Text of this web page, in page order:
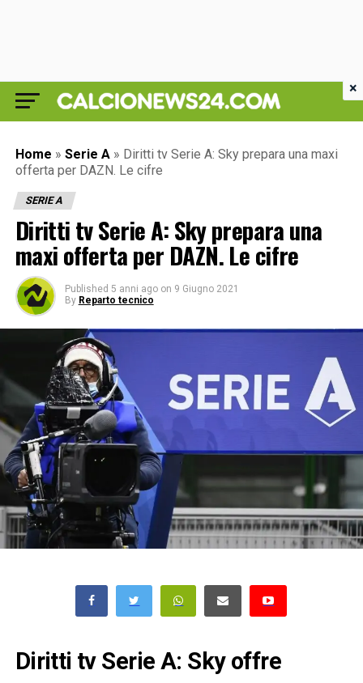
Home » Serie A » Diritti tv Serie A: Sky prepara una maxi
offerta per DAZN. Le cifre
SERIE A
Diritti tv Serie A: Sky prepara una
maxi offerta per DAZN. Le cifre
Published 5 anni ago on 9 Giugno 2021
By Reparto tecnico
Diritti tv Serie A: Sky offre
×